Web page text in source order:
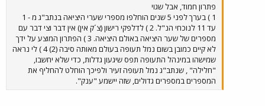
פתרון חמוד, אבל שגוי
1 ) בערך לפני 5 שנים הוחלפו מספרי שערי היציאה בנתב"ג מ - 1
עד 11 לנוכחי הנ"ל. 2 ) לדלפקי רישון (צ´ק אין) אין דבר וצי דבר עם
מספרים של שער היציאה באולם היציאה. 3 ) הפתרון המוצע על ידך
לא קיים כמובן בשום נמל תעופה בעולם מאותה סיבה (2) 4 ) לי נראה
שמישהו במינהל התעופה תפס שיגעון גדלות, כדי שלא יחשבו,
"חלילה" , שנתב"ג נמל תעופה זעיר ולפיכך הוחלט להחליף את
המספרים במספרים גדולים, שזה יישמע "ענק".